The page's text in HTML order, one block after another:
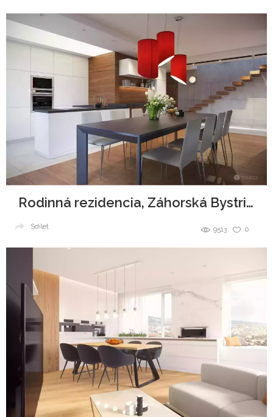
Rodinná rezidencia, Záhorská Bystrica
0
9513
Sdílet